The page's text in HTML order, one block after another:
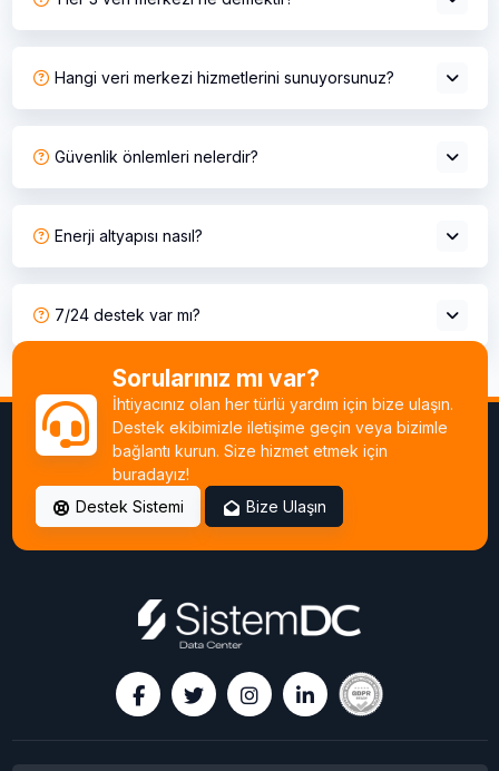
Hangi veri merkezi hizmetlerini sunuyorsunuz?
Güvenlik önlemleri nelerdir?
Enerji altyapısı nasıl?
7/24 destek var mı?
Sorularınız mı var?
İhtiyacınız olan her türlü yardım için bize ulaşın.
Destek ekibimizle iletişime geçin veya bizimle
bağlantı kurun. Size hizmet etmek için
buradayız!
Destek Sistemi
Bize Ulaşın